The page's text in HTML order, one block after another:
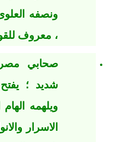
ونصفه
، معروف
صحابي
شديد ؛
ويلهمه
الاسرار